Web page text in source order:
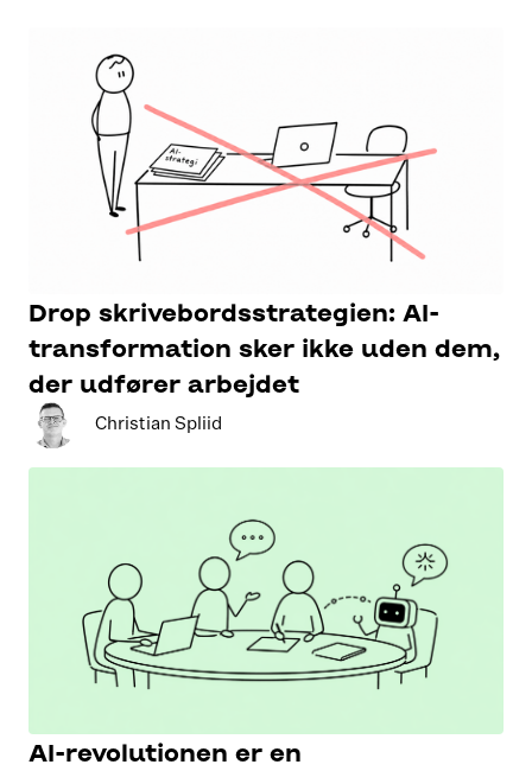
Drop skrivebordsstrategien: AI-
transformation sker ikke uden dem,
der udfører arbejdet
Christian Spliid
AI-revolutionen er en